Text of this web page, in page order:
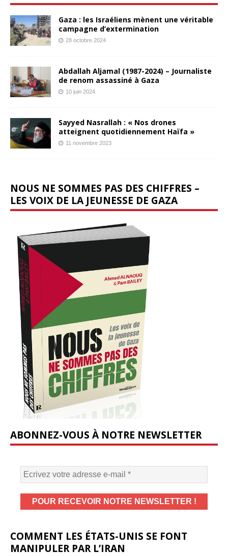
Gaza : les Israéliens mènent une véritable
campagne d’extermination
28 octobre 2024
Abdallah Aljamal (1987-2024) – Journaliste
de renom assassiné à Gaza
10 juin 2024
Sayyed Nasrallah : « Nos drones
atteignent quotidiennement Haïfa »
11 novembre 2023
NOUS NE SOMMES PAS DES CHIFFRES –
LES VOIX DE LA JEUNESSE DE GAZA
ABONNEZ-VOUS À NOTRE NEWSLETTER
COMMENT LES ÉTATS-UNIS SE FONT
MANIPULER PAR L’IRAN